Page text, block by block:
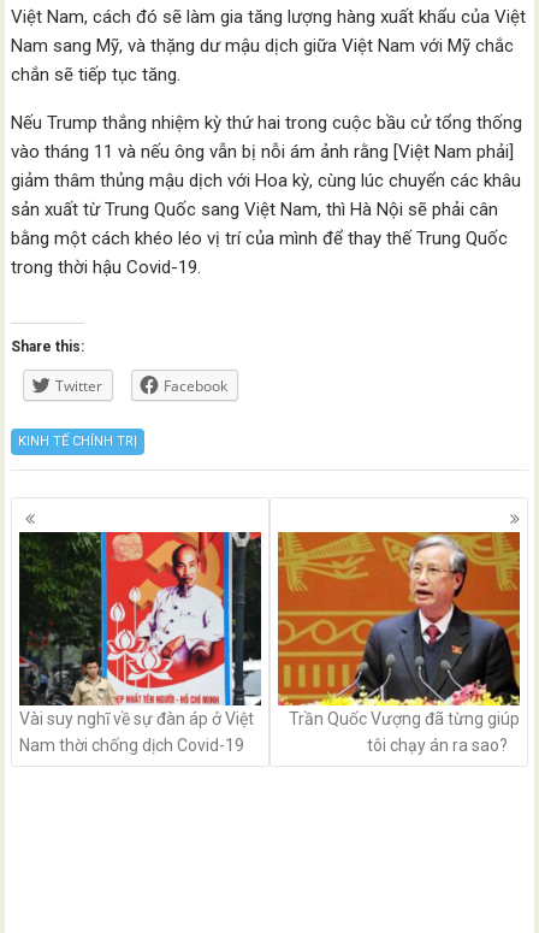
Việt Nam, cách đó sẽ làm gia tăng lượng hàng xuất khẩu của Việt
Nam sang Mỹ, và thặng dư mậu dịch giữa Việt Nam với Mỹ chắc
chắn sẽ tiếp tục tăng.
Nếu Trump thắng nhiệm kỳ thứ hai trong cuộc bầu cử tổng thống
vào tháng 11 và nếu ông vẫn bị nỗi ám ảnh rằng [Việt Nam phải]
giảm thâm thủng mậu dịch với Hoa kỳ, cùng lúc chuyển các khâu
sản xuất từ Trung Quốc sang Việt Nam, thì Hà Nội sẽ phải cân
bằng một cách khéo léo vị trí của mình để thay thế Trung Quốc
trong thời hậu Covid-19.
Share this:
Twitter Facebook
KINH TẾ CHÍNH TRỊ
Posts
navigation
Vài suy nghĩ về sự đàn áp ở Việt
Nam thời chống dịch Covid-19
Trần Quốc Vượng đã từng giúp
tôi chạy án ra sao?